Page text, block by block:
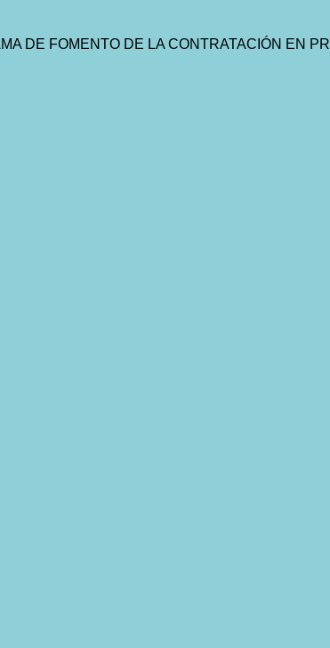
DE FOMENTO DE LA CONTRATACIÓN EN